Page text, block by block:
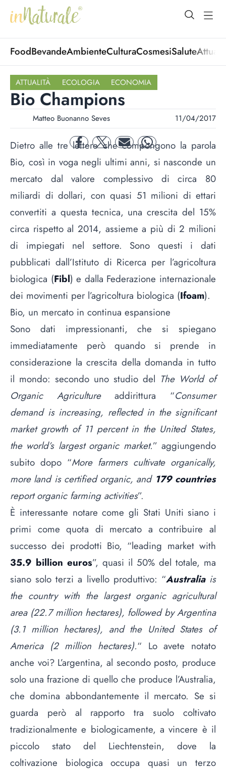
open
FoodBevandeAmbienteCulturaCosmesiSalute
ATTUALITÀ ECOLOGIA ECONOMIA
Bio Champions
Matteo Buonanno Seves 11/04/2017
facebooktwitter mail whatsapp
Dietro alle tre lettere che compongono la parola
Bio, così in voga negli ultimi anni, si nasconde un
mercato dal valore complessivo di circa 80
miliardi di dollari, con quasi 51 milioni di ettari
convertiti a questa tecnica, una crescita del 15%
circa rispetto al 2014, assieme a più di 2 milioni
di impiegati nel settore. Sono questi i dati
pubblicati dall’Istituto di Ricerca per l’agricoltura
biologica (Fibl) e dalla Federazione internazionale
dei movimenti per l’agricoltura biologica (Ifoam).
Bio, un mercato in continua espansione
Sono dati impressionanti, che si spiegano
immediatamente però quando si prende in
considerazione la crescita della domanda in tutto
il mondo: secondo uno studio del The World of
Organic Agricultureaddirittura “Consumer
demand is increasing, reflected in the significant
market growth of 11 percent in the United States,
the world’s largest organic market.” aggiungendo
subito dopo “More farmers cultivate organically,
more land is certified organic, and 179 countries
report organic farming activities”.
È interessante notare come gli Stati Uniti siano i
primi come quota di mercato a contribuire al
successo dei prodotti Bio, “leading market with
35.9 billion euros”, quasi il 50% del totale, ma
siano solo terzi a livello produttivo: “Australiais
the country with the largest organic agricultural
area (22.7 million hectares), followed by Argentina
(3.1 million hectares), and the United States of
America (2 million hectares).“ Lo avete notato
anche voi? L’argentina, al secondo posto, produce
solo una frazione di quello che produce l’Australia,
che domina abbondantemente il mercato. Se si
guarda però al rapporto tra suolo coltivato
tradizionalmente e biologicamente, a vincere è il
piccolo stato del Liechtenstein, dove la
coltivazione biologica occupa quasi un terzo